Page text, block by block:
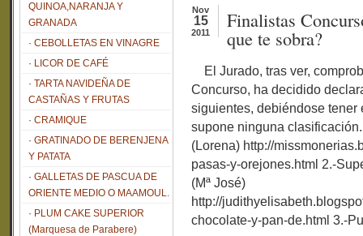
QUINOA,NARANJA Y
GRANADA
CEBOLLETAS EN VINAGRE
LICOR DE CAFÉ
TARTA NAVIDEÑA DE
CASTAÑAS Y FRUTAS
CRAMIQUE
GRATINADO DE BERENJENA
Y PATATA
GALLETAS DE PASCUA DE
ORIENTE MEDIO O MAAMOUL.
PLUM CAKE SUPERIOR
(Marquesa de Parabere)
Nov
15
2011
Finalistas
que te sobra?
El Jurado, tras ver,
Concurso, ha decidido
siguientes, debiéndose tener
supone ninguna
(Lorena) http://
pasas-y-orejones.html 2.-
(Mª José)
http://
chocolate-y-pan-de.html 3.-